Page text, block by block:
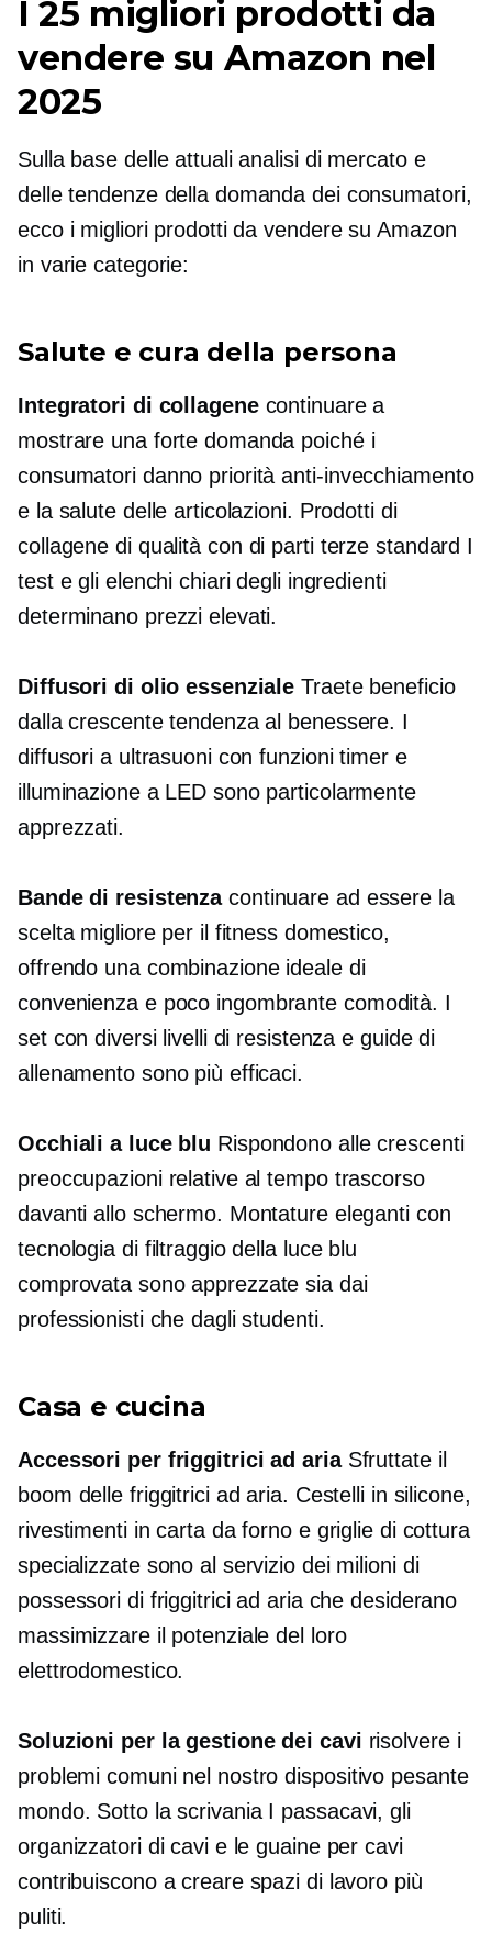
I 25 migliori prodotti da
vendere su Amazon nel
2025
Sulla base delle attuali analisi di mercato e
delle tendenze della domanda dei consumatori,
ecco i migliori prodotti da vendere su Amazon
in varie categorie:
Salute e cura della persona
Integratori di collagenecontinuare a
mostrare una forte domanda poiché i
consumatori danno prioritàanti-invecchiamento
e la salute delle articolazioni. Prodotti di
collagene di qualità con di parti terze standard I
test e gli elenchi chiari degli ingredienti
determinano prezzi elevati.
Diffusori di olio essenziale Traete beneficio
dalla crescente tendenza al benessere. I
diffusori a ultrasuoni con funzioni timer e
illuminazione a LED sono particolarmente
apprezzati.
Bande di resistenzacontinuare ad essere la
scelta migliore per il fitness domestico,
offrendo una combinazione ideale di
convenienza e poco ingombrante comodità. I ​​
set con diversi livelli di resistenza e guide di
allenamento sono più efficaci.
Occhiali a luce blu Rispondono alle crescenti
preoccupazioni relative al tempo trascorso
davanti allo schermo. Montature eleganti con
tecnologia di filtraggio della luce blu
comprovata sono apprezzate sia dai
professionisti che dagli studenti.
Casa e cucina
Accessori per friggitrici ad ariaSfruttate il
boom delle friggitrici ad aria. Cestelli in silicone,
rivestimenti in carta da forno e griglie di cottura
specializzate sono al servizio dei milioni di
possessori di friggitrici ad aria che desiderano
massimizzare il potenziale del loro
elettrodomestico.
Soluzioni per la gestione dei cavi risolvere i
problemi comuni nel nostrodispositivo pesante
mondo. Sotto la scrivaniaI passacavi, gli
organizzatori di cavi e le guaine per cavi
contribuiscono a creare spazi di lavoro più
puliti.